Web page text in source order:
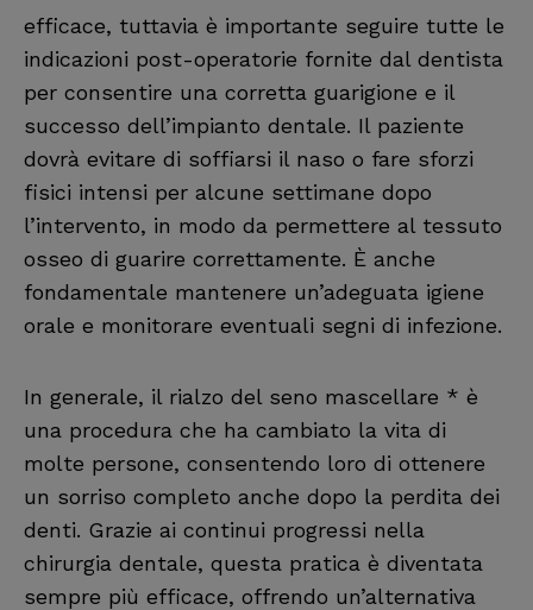
efficace, tuttavia è importante seguire tutte le
indicazioni post-operatorie fornite dal dentista
per consentire una corretta guarigione e il
successo dell’impianto dentale. Il paziente
dovrà evitare di soffiarsi il naso o fare sforzi
fisici intensi per alcune settimane dopo
l’intervento, in modo da permettere al tessuto
osseo di guarire correttamente. È anche
fondamentale mantenere un’adeguata igiene
orale e monitorare eventuali segni di infezione.
In generale, il rialzo del seno mascellare * è
una procedura che ha cambiato la vita di
molte persone, consentendo loro di ottenere
un sorriso completo anche dopo la perdita dei
denti. Grazie ai continui progressi nella
chirurgia dentale, questa pratica è diventata
sempre più efficace, offrendo un’alternativa